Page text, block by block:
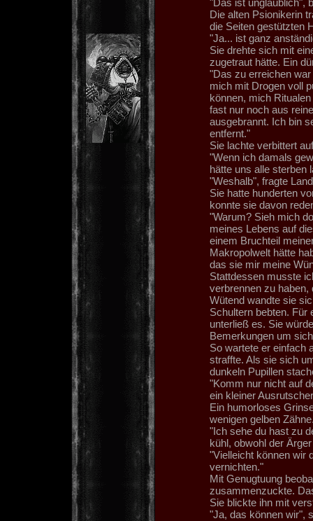
"Das ist unglaublich",
Die alten Psionikerin
die Seiten gestützten
"Ja... ist ganz
Sie drehte sich mit
zugetraut hätte. Ein
"Das zu erreichen
mich mit Drogen voll
können, mich
fast nur noch aus
ausgebrannt. Ich bin
entfernt."
Sie lachte verbittert
"Wenn ich damals
hätte uns alle sterben
"Weshalb", fragte
Sie hatte hunderten
konnte sie davon
"Warum? Sieh mich
meines Lebens auf
einem Bruchteil
Makropolwelt hätte
das sie mir meine
Stattdessen musste
verbrennen zu haben,
Wütend wandte sie
Schultern bebten. Für
unterließ es. Sie
Bemerkungen um
So wartete er einfach
straffte. Als sie sich
dunkeln Pupillen
"Komm nur nicht auf
ein kleiner
Ein humorloses
wenigen gelben
"Ich sehe du hast zu
kühl, obwohl der
"Vielleicht können wir
vernichten."
Mit Genugtuung
zusammenzuckte.
Sie blickte ihn mit
"Ja, das können wir",